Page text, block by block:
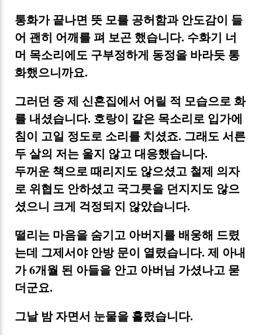
통화가 끝나면 뜻 모를 공허함과 안도감이 들
어 괜히 어깨를 펴 보곤 했습니다. 수화기 너
머 목소리에도 구부정하게 동정을 바라듯 통
화했으니까요.
그러던 중 제 신혼집에서 어릴 적 모습으로 화
를 내셨습니다. 호랑이 같은 목소리로 입가에
침이 고일 정도로 소리를 치셨죠. 그래도 서른
두 살의 저는 울지 않고 대응했습니다.
두꺼운 책으로 때리지도 않으셨고 철제 의자
로 위협도 안하셨고 국그릇을 던지지도 않으
셨으니 크게 걱정되지 않았습니다.
떨리는 마음을 숨기고 아버지를 배웅해 드렸
는데 그제서야 안방 문이 열렸습니다. 제 아내
가 6개월 된 아들을 안고 아버님 가셨나고 묻
더군요.
그날 밤 자면서 눈물을 흘렸습니다.